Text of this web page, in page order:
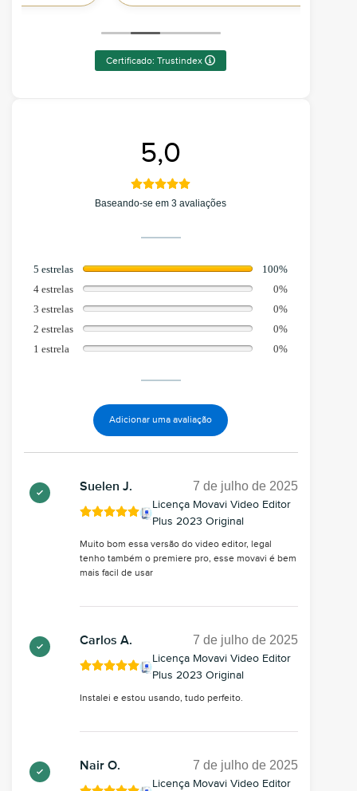
5,0
Baseando-se em 3 avaliações
5 estrelas
100%
4 estrelas
0%
3 estrelas
0%
2 estrelas
0%
1 estrela
0%
Adicionar uma avaliação
Suelen J. 7 de julho de 2025
Licença Movavi Video Editor
Plus 2023 Original
Muito bom essa versão do video editor, legal
tenho também o premiere pro, esse movavi é bem
mais facil de usar
Carlos A. 7 de julho de 2025
Licença Movavi Video Editor
Plus 2023 Original
Instalei e estou usando, tudo perfeito.
Nair O. 7 de julho de 2025
Licença Movavi Video Editor
Certificado: Trustindex